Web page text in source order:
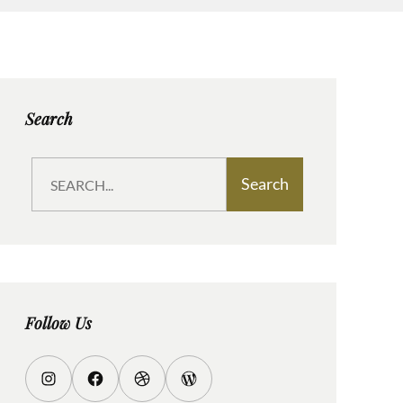
Search
a
Search
Follow Us
I
F
D
W